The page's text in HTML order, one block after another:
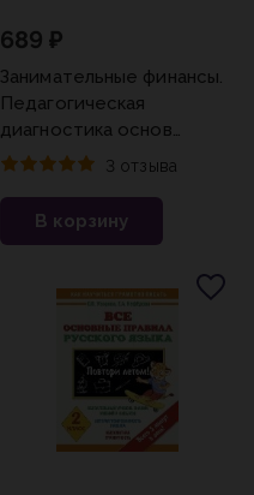
689 ₽
Занимательные финансы.
Педагогическая
диагностика основ
финансовой культуры
лет.Семенкова Е.В.,
Стахович Л.В./23
3 отзыва
В корзину